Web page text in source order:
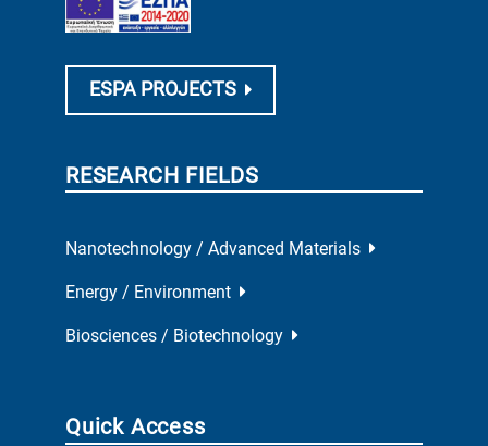
ESPA PROJECTS
RESEARCH FIELDS
Nanotechnology / Advanced Materials
Energy / Environment
Biosciences / Biotechnology
Quick Access